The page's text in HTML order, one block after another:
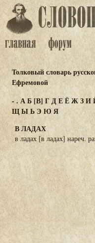
Толковый словарь
Ефремовой
- . АБ [В] ГДЕЁЖЗИ
ЩЫЬЭ ЮЯ
В ЛАДАХ
в ладах [в ладах] нареч.